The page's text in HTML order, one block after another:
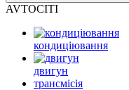
AVTOCITI
кондиціювання
двигун
трансмісія